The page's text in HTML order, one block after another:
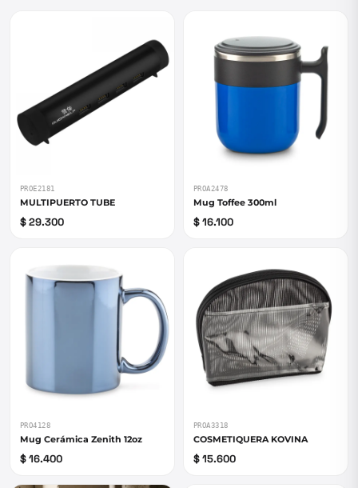
PROE2181
MULTIPUERTO TUBE
$ 29.300
PROA2478
Mug Toffee 300ml
$ 16.100
PRO4128
Mug Cerámica Zenith 12oz
$ 16.400
PROA3318
COSMETIQUERA KOVINA
$ 15.600